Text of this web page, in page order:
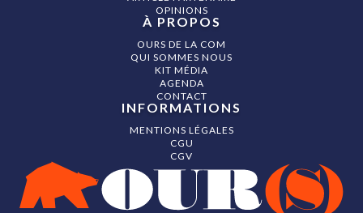
OPINIONS
À PROPOS
OURS DE LA COM
QUI SOMMES NOUS
KIT MÉDIA
AGENDA
CONTACT
INFORMATIONS
MENTIONS LÉGALES
CGU
CGV